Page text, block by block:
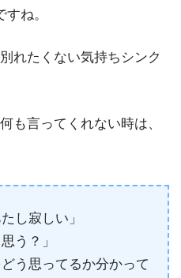
ね。
れたくない気持ちシンク
も言ってくれない時は、
し寂しい」
う？」
う思ってるか分かって